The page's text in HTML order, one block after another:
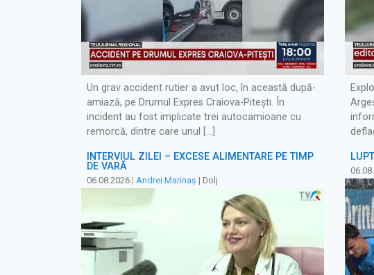
Un grav accident rutier a avut loc, în această după-
amiază, pe Drumul Expres Craiova-Pitești. În
incident au fost implicate trei autocamioane cu
remorcă, dintre care unul […]
INTERVIUL ZILEI – EXCESE ALIMENTARE PE TIMP
DE VARĂ
06.08.2026 | Andrei Marinaș | Dolj